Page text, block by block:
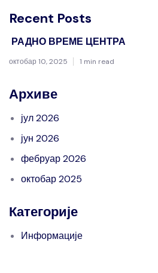
Recent Posts
РАДНО ВРЕМЕ ЦЕНТРА
октобар 10, 2025 1 min read
Архиве
јул 2026
јун 2026
фебруар 2026
октобар 2025
Категорије
Информације